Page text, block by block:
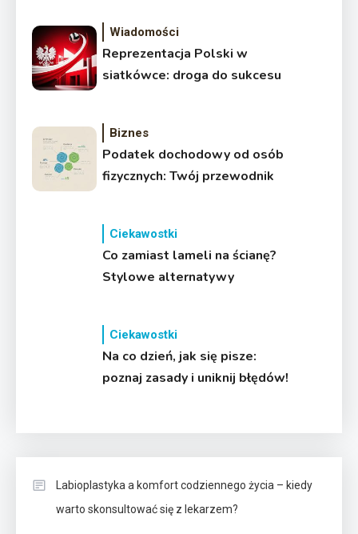
Wiadomości
Reprezentacja Polski w
siatkówce: droga do sukcesu
Biznes
Podatek dochodowy od osób
fizycznych: Twój przewodnik
Ciekawostki
Co zamiast lameli na ścianę?
Stylowe alternatywy
Ciekawostki
Na co dzień, jak się pisze:
poznaj zasady i uniknij błędów!
Labioplastyka a komfort codziennego życia – kiedy
warto skonsultować się z lekarzem?